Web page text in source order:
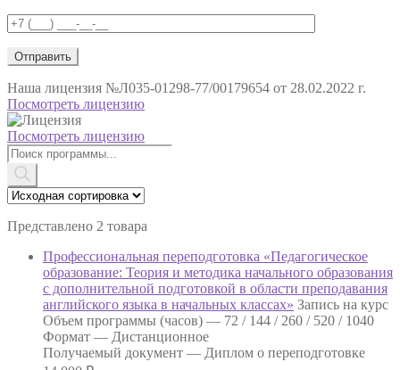
Наша лицензия №Л035-01298-77/00179654 от 28.02.2022 г.
Посмотреть лицензию
Посмотреть лицензию
Поиск
товаров
Представлено 2 товара
Профессиональная переподготовка «Педагогическое
образование: Теория и методика начального образования
с дополнительной подготовкой в области преподавания
английского языка в начальных классах» Запись на курс
Объем программы (часов) — 72 / 144 / 260 / 520 / 1040
Формат — Дистанционное
Получаемый документ — Диплом о переподготовке